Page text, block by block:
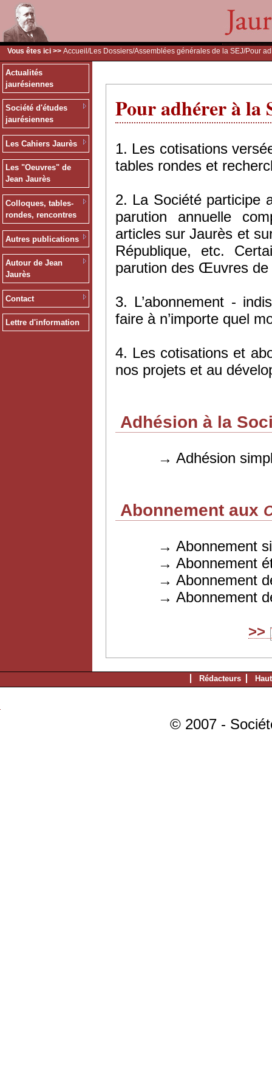
Vous êtes ici >> Accueil /Les Dossiers/Assemblées générales de la SEJ/Pour
Actualités
jaurésiennes
Société d'études
jaurésiennes
Les Cahiers Jaurès
Les "Oeuvres" de
Jean Jaurès
Colloques, tables-
rondes, rencontres
Autres publications
Autour de Jean
Jaurès
Contact
Lettre d'information
Pour adhérer à la
1. Les cotisations
tables rondes et
2. La Société participe
parution annuelle
articles sur Jaurès et
République, etc.
parution des Œuvres de
3. L’abonnement -
faire à n’importe quel
4. Les cotisations et
nos projets et au
Adhésion à la
→ Adhésion simple
Abonnement aux
→ Abonnement
→ Abonnement
→ Abonnement de
→ Abonnement des
>>
Rédacteurs
© 2007 -